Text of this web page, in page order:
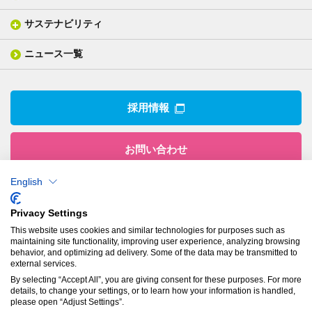
一般塗工製品
産業用構造材料
塗る
技術用語集
技術・製品情報トップ
分析ニュース
事業所
関係企業
IR情報トップ
IRニュース
サステナビリティ
サステナビリティ・マネジメント
社会との関わり
ニュース一覧
採用情報
お問い合わせ
株式会社有沢製作所
本社
〒943-8610
新潟県上越市南本町1丁目5番5号
TEL：025-524-5121／FAX：025-524-1117
プライバシーポリシー
English
Privacy Settings
This website uses cookies and similar technologies for purposes such as
maintaining site functionality, improving user experience, analyzing browsing
behavior, and optimizing ad delivery. Some of the data may be transmitted to
external services.
By selecting “Accept All”, you are giving consent for these purposes. For more
details, to change your settings, or to learn how your information is handled,
please open “Adjust Settings”.